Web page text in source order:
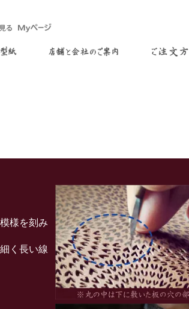
様を刻み
く長い線